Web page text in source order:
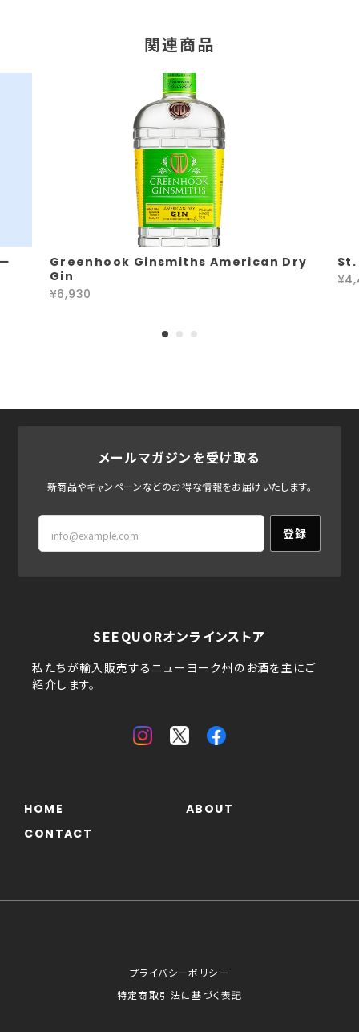
関連商品
Greenhook Ginsmiths American Dry
Gin
¥6,930
メールマガジンを受け取る
新商品やキャンペーンなどのお得な情報をお届けいたします。
登録
SEEQUORオンラインストア
私たちが輸入販売するニューヨーク州のお酒を主にご
紹介します。
HOME
ABOUT
CONTACT
プライバシーポリシー
特定商取引法に基づく表記